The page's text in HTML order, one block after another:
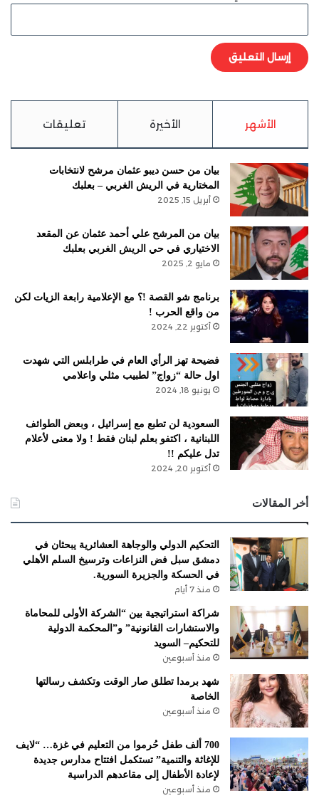
الأشهر الأخيرة تعليقات
بيان من حسن ديبو عثمان مرشح لانتخابات
المختارية في الريش الغربي – بعلبك
أبريل 15, 2025
بيان من المرشح علي أحمد عثمان عن المقعد
الاختياري في حي الريش الغربي بعلبك
مايو 2, 2025
برنامج شو القصة !؟ مع الإعلامية رابعة الزيات لكن
من واقع الحرب !
أكتوبر 22, 2024
فضيحة تهز الرأي العام في طرابلس التي شهدت
اول حالة “زواج” لطبيب مثلي واعلامي
يونيو 18, 2024
السعودية لن تطبع مع إسرائيل ، وبعض الطوائف
اللبنانية ، اكتفو بعلم لبنان فقط ! ولا معنى لأعلام
تدل عليكم !!
أكتوبر 20, 2024
أخر المقالات
التحكيم الدولي والوجاهة العشائرية يبحثان في
دمشق سبل فض النزاعات وترسيخ السلم الأهلي
في الحسكة والجزيرة السورية.
منذ 7 أيام
شراكة استراتيجية بين “الشركة الأولى للمحاماة
والاستشارات القانونية” و”المحكمة الدولية
للتحكيم– السويد
منذ أسبوعين
شهد برمدا تطلق صار الوقت وتكشف رسالتها
الخاصة
منذ أسبوعين
700 ألف طفل حُرموا من التعليم في غزة… “لايف
للإغاثة والتنمية” تستكمل افتتاح مدارس جديدة
لإعادة الأطفال إلى مقاعدهم الدراسية
منذ أسبوعين